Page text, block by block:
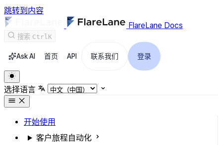
跳转到内容
FlareLane Docs
搜索 CtrlK
Ask AI 首页 API 联系我们 登录
选择语言
开始使用
客户旅程自动化